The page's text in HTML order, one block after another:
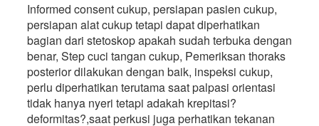
Informed consent cukup, persiapan pasien cukup,
persiapan alat cukup tetapi dapat diperhatikan
bagian dari stetoskop apakah sudah terbuka dengan
benar, Step cuci tangan cukup, Pemeriksan thoraks
posterior dilakukan dengan baik, inspeksi cukup,
perlu diperhatikan terutama saat palpasi orientasi
tidak hanya nyeri tetapi adakah krepitasi?
deformitas?,saat perkusi juga perhatikan tekanan